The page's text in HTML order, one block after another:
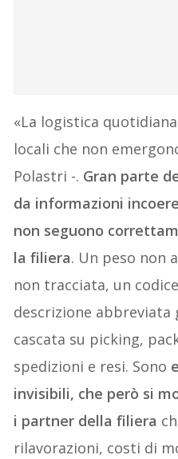
«La logistica
locali che non
Polastri -. Gran parte
da informazioni
non seguono
la filiera. Un peso non
non tracciata, un
descrizione abbreviata
cascata su picking,
spedizioni e resi. Sono
invisibili, che però si
i partner della filiera
rilavorazioni, costi di